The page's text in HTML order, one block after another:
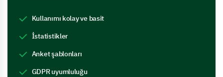
Kullanımı kolay ve basit
İstatistikler
Anket şablonları
GDPR uyumluluğu